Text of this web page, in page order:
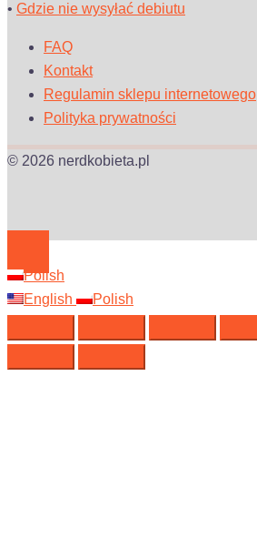
• Gdzie nie wysyłać debiutu
FAQ
Kontakt
Regulamin sklepu internetowego
Polityka prywatności
© 2026 nerdkobieta.pl
Polish
English
Polish